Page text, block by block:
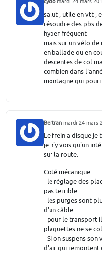
cyclomardi 24 mars
salut , utile en vtt ,
résoudre des pbs
hyper fréquent
mais sur un vélo
en ballade ou en
descentes de col
combien dans
montagne qui
Bertran mardi 24 mars
Le frein a disque je
je n'y vois qu'un
sur la route.
Coté mécanique:
- le réglage des
pas terrible
- les purges sont
d'un câble
- pour le transport
plaquettes ne se
- Si on suspens
d'air qui remontent